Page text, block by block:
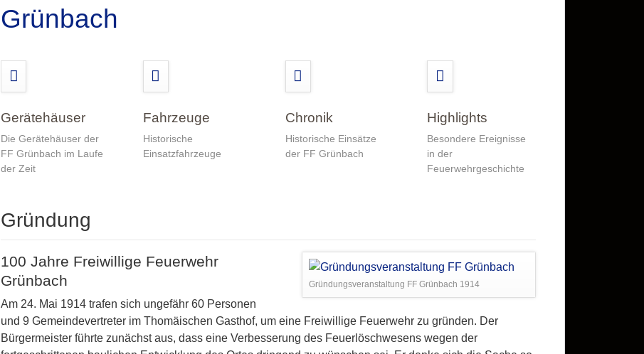
Grünbach
Gerätehäuser
Die Gerätehäuser der
FF Grünbach im Laufe
der Zeit
Fahrzeuge
Historische
Einsatzfahrzeuge
Chronik
Historische Einsätze
der FF Grünbach
Highlights
Besondere Ereignisse
in der
Feuerwehrgeschichte
Gründung
Gründungsveranstaltung FF Grünbach 1914
100 Jahre Freiwillige Feuerwehr
Grünbach
Am 24. Mai 1914 trafen sich ungefähr 60 Personen
und 9 Gemeindevertreter im Thomäischen Gasthof, um eine Freiwillige Feuerwehr zu gründen. Der
Bürgermeister führte zunächst aus, dass eine Verbesserung des Feuerlöschwesens wegen der